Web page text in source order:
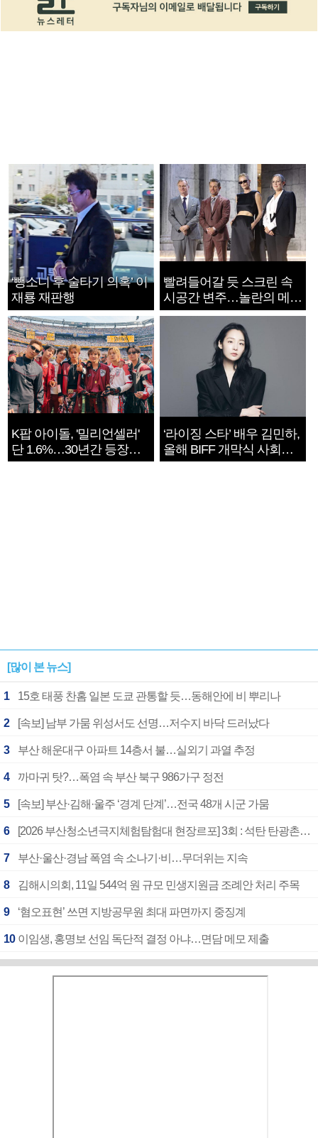
‘뺑소니 후 술타기 의혹’ 이
재룡 재판행
빨려들어갈 듯 스크린 속
시공간 변주…놀란의 메시
지는 ‘전쟁 속죄’
K팝 아이돌, '밀리언셀러'
단 1.6%…30년간 등장
1182개팀 전수조사
‘라이징 스타’ 배우 김민하,
올해 BIFF 개막식 사회자
확정
[많이 본 뉴스]
1 15호 태풍 찬홈 일본 도쿄 관통할 듯…동해안에 비 뿌리나
2 [속보] 남부 가뭄 위성서도 선명…저수지 바닥 드러났다
3 부산 해운대구 아파트 14층서 불…실외기 과열 추정
4 까마귀 탓?…폭염 속 부산 북구 986가구 정전
5 [속보] 부산·김해·울주 ‘경계 단계’…전국 48개 시군 가뭄
6 [2026 부산청소년극지체험탐험대 현장르포] 3회 : 석탄 탄광촌에서 북극 연구의 중심지로
7 부산·울산·경남 폭염 속 소나기·비…무더위는 지속
8 김해시의회, 11일 544억 원 규모 민생지원금 조례안 처리 주목
9 ‘혐오표현’ 쓰면 지방공무원 최대 파면까지 중징계
10 이임생, 홍명보 선임 독단적 결정 아냐…면담 메모 제출